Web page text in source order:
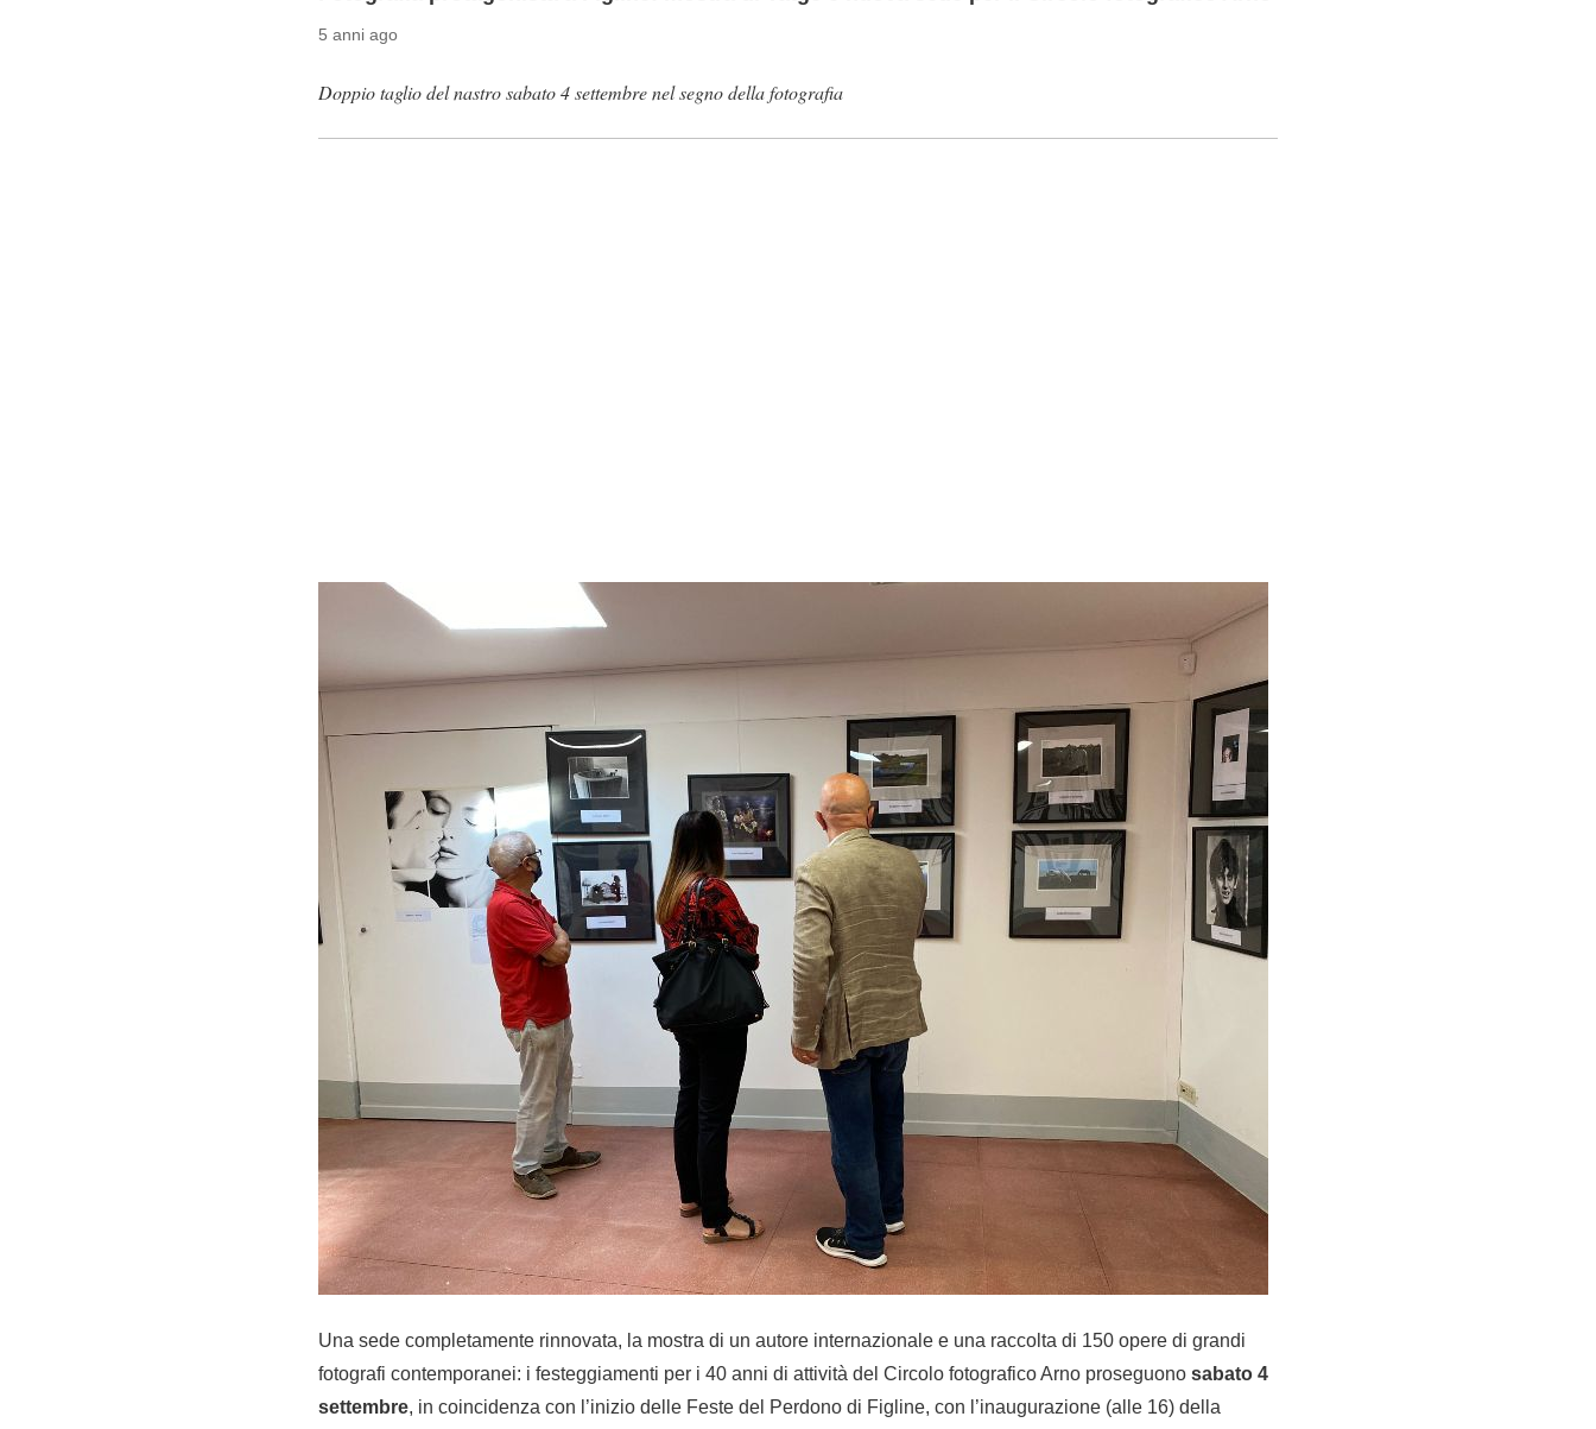
5 anni ago
Doppio taglio del nastro sabato 4 settembre nel segno della fotografia
Una sede completamente rinnovata, la mostra di un autore internazionale e una raccolta di 150 opere di grandi
fotografi contemporanei: i festeggiamenti per i 40 anni di attività del Circolo fotografico Arno proseguono sabato 4
settembre, in coincidenza con l’inizio delle Feste del Perdono di Figline, con l’inaugurazione (alle 16) della